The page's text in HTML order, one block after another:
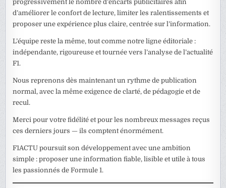
progressivement le nombre d’encarts publicitaires afin
d’améliorer le confort de lecture, limiter les ralentissements et
proposer une expérience plus claire, centrée sur l’information.
L’équipe reste la même, tout comme notre ligne éditoriale :
indépendante, rigoureuse et tournée vers l’analyse de l’actualité
F1.
Nous reprenons dès maintenant un rythme de publication
normal, avec la même exigence de clarté, de pédagogie et de
recul.
Merci pour votre fidélité et pour les nombreux messages reçus
ces derniers jours — ils comptent énormément.
F1ACTU poursuit son développement avec une ambition
simple : proposer une information fiable, lisible et utile à tous
les passionnés de Formule 1.